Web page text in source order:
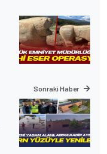
Sonraki Haber